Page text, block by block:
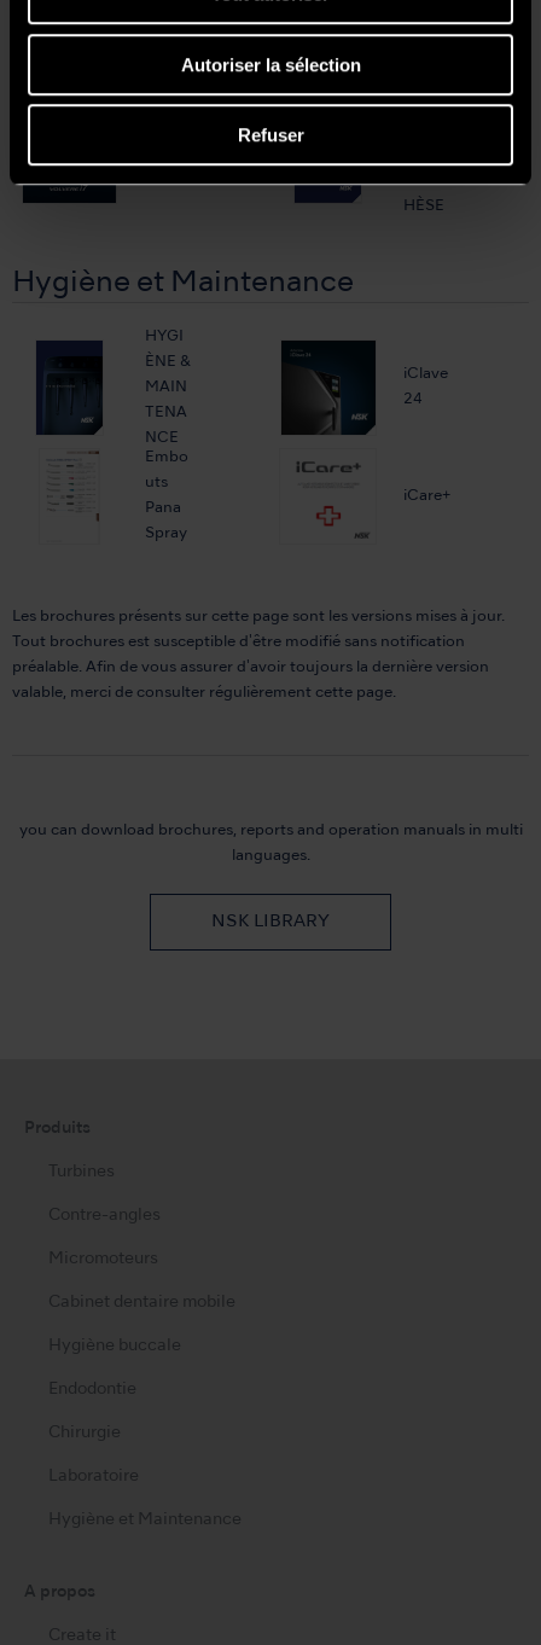
Autoriser la sélection
Refuser
ERE i7
LABO
PROT
HÈSE
Hygiène et Maintenance
HYGI
ÈNE &
MAIN
TENA
NCE
iClave
24
Embo
uts
Pana
Spray
iCare+
Les brochures présents sur cette page sont les versions mises à jour.
Tout brochures est susceptible d'être modifié sans notification
préalable. Afin de vous assurer d'avoir toujours la dernière version
valable, merci de consulter régulièrement cette page.
you can download brochures, reports and operation manuals in multi
languages.
NSK LIBRARY
Produits
Turbines
Contre-angles
Micromoteurs
Cabinet dentaire mobile
Hygiène buccale
Endodontie
Chirurgie
Laboratoire
Hygiène et Maintenance
A propos
Create it